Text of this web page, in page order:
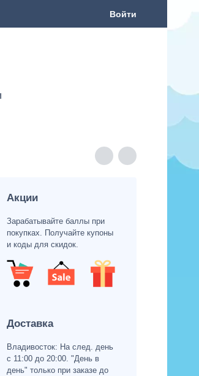
Войти
Акции
Зарабатывайте баллы при
покупках. Получайте купоны
и коды для скидок.
Доставка
Владивосток: На след. день
с 11:00 до 20:00. "День в
день" только при заказе до